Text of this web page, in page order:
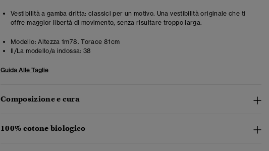
Vestibilità a gamba dritta: classici per un motivo. Una vestibilità originale che ti
offre maggior libertà di movimento, senza risultare troppo larga.
Modello: Altezza 1m78. Torace 81cm
Il/La modello/a indossa: 38
Guida Alle Taglie
Composizione e cura
100% cotone biologico